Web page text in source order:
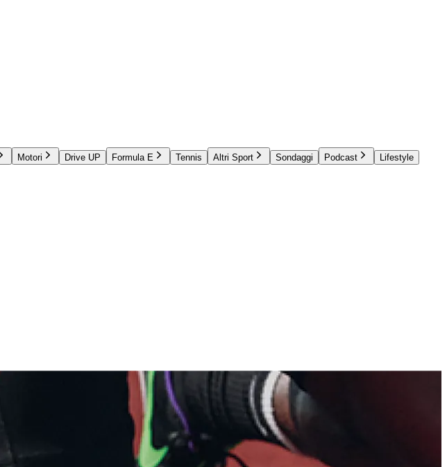
Motori Drive UP Formula E Tennis Altri Sport Sondaggi Podcast
Lifestyle